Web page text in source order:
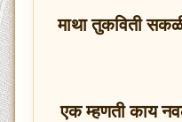
माथा तुकविती
एक म्हणती काय